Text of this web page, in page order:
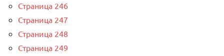
Страница 246
Страница 247
Страница 248
Страница 249